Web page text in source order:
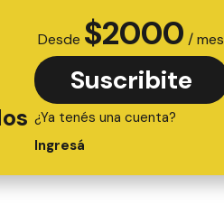
Desde $2000 / mes
Suscribite
¿Ya tenés una cuenta?
Ingresá